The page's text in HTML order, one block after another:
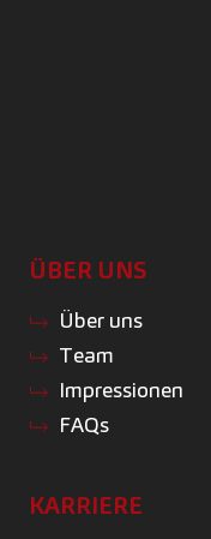
ÜBER UNS
Über uns
Team
Impressionen
FAQs
KARRIERE